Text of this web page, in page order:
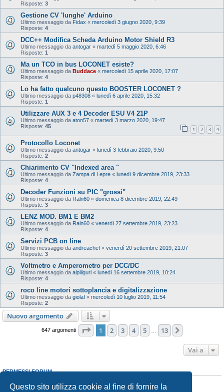
Questo sito utilizza cookie al fine di fornire la
Risposte: 3
Gestione CV 'lunghe' Arduino
Ultimo messaggio da Fidax « mercoledì 3 giugno 2020, 9:39
Risposte: 4
DCC++ Modifica Scheda Arduino Motor Shield R3
Ultimo messaggio da antogar « martedì 5 maggio 2020, 6:46
Risposte: 1
Ma un TCO in bus LOCONET esiste?
Ultimo messaggio da Buddace « mercoledì 15 aprile 2020, 17:07
Risposte: 4
Lo ha fatto qualcuno questo BOOSTER LOCONET ?
Ultimo messaggio da p48308 « lunedì 6 aprile 2020, 15:32
Risposte: 1
Utilizzare AUX 3 e 4 Decoder ESU V4 21P
Ultimo messaggio da aton57 « martedì 3 marzo 2020, 19:47
Risposte: 45 1 2 3 4
Protocollo Loconet
Ultimo messaggio da antogar « lunedì 3 febbraio 2020, 9:50
Risposte: 2
Chiarimento CV "Indexed area "
Ultimo messaggio da Zampa di Lepre « lunedì 9 dicembre 2019, 23:33
Risposte: 4
Decoder Funzioni su PIC "grossi"
Ultimo messaggio da Raln60 « domenica 8 dicembre 2019, 22:49
Risposte: 3
LENZ MOD. BM1 E BM2
Ultimo messaggio da Raln60 « venerdì 27 settembre 2019, 23:23
Risposte: 4
Servizi PCB on line
Ultimo messaggio da andreachef « venerdì 20 settembre 2019, 21:07
Risposte: 3
Voltmetro e Amperometro per DCC/DC
Ultimo messaggio da alpiliguri « lunedì 16 settembre 2019, 10:24
Risposte: 4
roco line motori sottoplancia e digitalizzazione
Ultimo messaggio da giolaf « mercoledì 10 luglio 2019, 11:54
Risposte: 2
Nuovo argomento
647 argomenti Pagina di 13
1 2 3 4 5 13
Vai a
PERMESSI FORUM
Non puoirispondere negli argomenti